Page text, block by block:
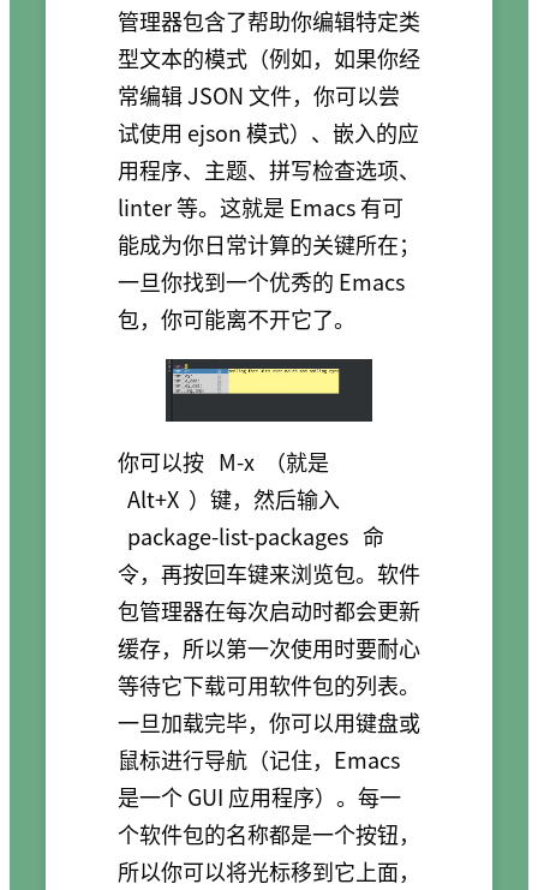
管理器包含了帮助你编辑特定类
型文本的模式（例如，如果你经
常编辑 JSON 文件，你可以尝
试使用 ejson 模式）、嵌入的应
用程序、主题、拼写检查选项、
linter 等。这就是 Emacs 有可
能成为你日常计算的关键所在；
一旦你找到一个优秀的 Emacs
包，你可能离不开它了。
你可以按 M-x
（就是
Alt+X ）键，然后输入
package-list-packages 命
令，再按回车键来浏览包。软件
包管理器在每次启动时都会更新
缓存，所以第一次使用时要耐心
等待它下载可用软件包的列表。
一旦加载完毕，你可以用键盘或
鼠标进行导航（记住，Emacs
是一个 GUI 应用程序）。每一
个软件包的名称都是一个按钮，
所以你可以将光标移到它上面，